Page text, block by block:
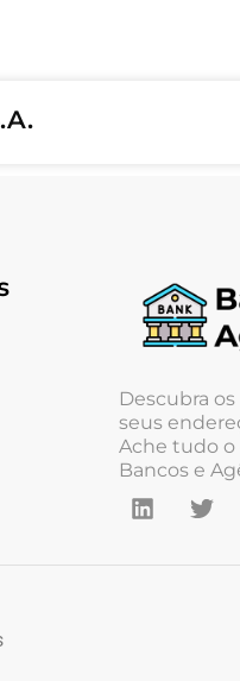
Descubra
seus
Ache tudo o
Bancos e